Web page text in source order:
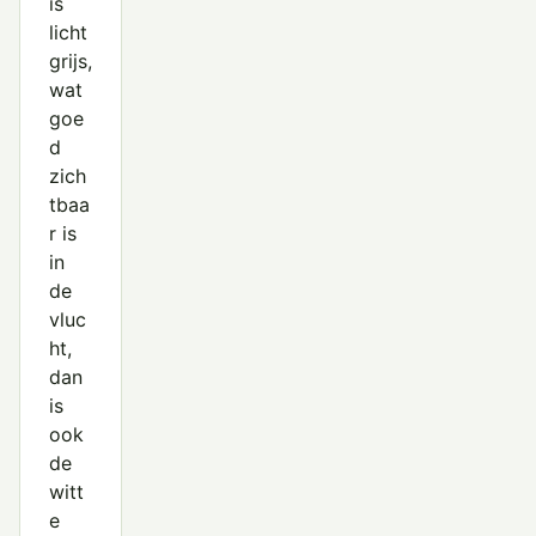
licht
grijs,
wat
goe
d
zich
tbaa
r is
in
de
vluc
ht,
dan
is
ook
de
witt
e